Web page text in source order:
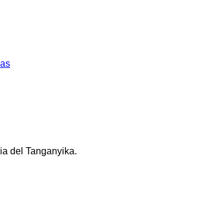
del Tanganyika.